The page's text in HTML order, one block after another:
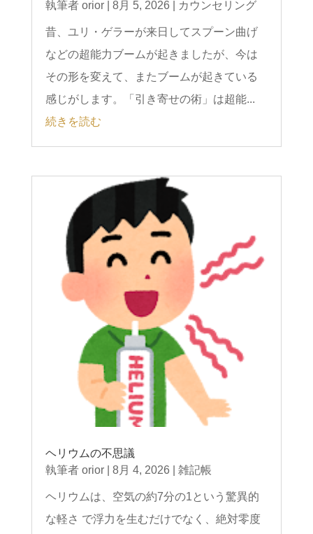
執筆者 orior| 8月 5, 2026 カウンセリング
昔、ユリ・ゲラーが来日してスプーン曲げ
などの超能力ブームが起きましたが、今は
その形を変えて、またブームが起きている
感じがします。「引き寄せの術」は超能...
続きを読む
ヘリウムの不思議
執筆者 orior| 8月 4, 2026 雑記帳
ヘリウムは、空気の約7分の1という驚異的
な軽さ で浮力を生むだけでなく、絶対零度